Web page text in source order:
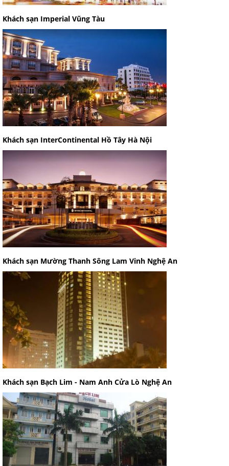
Khách sạn Imperial Vũng Tàu
Khách sạn InterContinental Hồ Tây Hà Nội
Khách sạn Mường Thanh Sông Lam Vinh Nghệ An
Khách sạn Bạch Lim - Nam Anh Cửa Lò Nghệ An